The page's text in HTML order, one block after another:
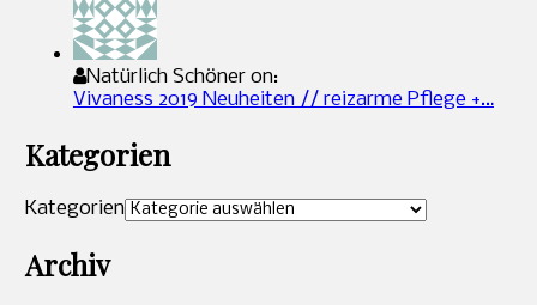
Natürlich Schöner on:
Vivaness 2019 Neuheiten // reizarme Pflege +…
Kategorien
Kategorien
Archiv